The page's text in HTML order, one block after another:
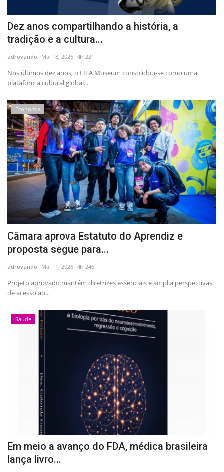
Dez anos compartilhando a história, a
tradição e a cultura...
adrovando Mai 18, 2026 221
Nos últimos dez anos, o FIFA Museum consolidou-se como uma
plataforma cultural global...
Economia
Câmara aprova Estatuto do Aprendiz e
proposta segue para...
adrovando Mai 11, 2026 246
Projeto aprovado mantém diretrizes essenciais e amplia perspectivas
de acesso ao...
Saúde
Em meio a avanço do FDA, médica brasileira
lança livro...